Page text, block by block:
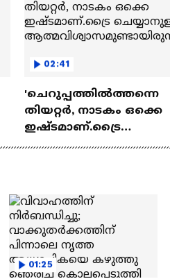
02:41
'ചെറുപ്പത്തിൽത്തന്നെ
തിയറ്റർ, നാടകം ഒക്കെ
ഇഷ്ടമാണ്.ട്രൈ
ചെയ്യാനുള്ള
01:25